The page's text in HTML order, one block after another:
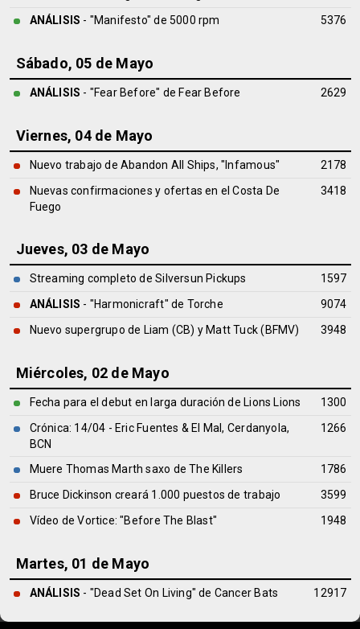
ANÁLISIS - "Manifesto" de 5000 rpm 5376
Sábado, 05 de Mayo
ANÁLISIS - "Fear Before" de Fear Before 2629
Viernes, 04 de Mayo
Nuevo trabajo de Abandon All Ships, "Infamous"
2178
Nuevas confirmaciones y ofertas en el Costa De
Fuego
3418
Jueves, 03 de Mayo
Streaming completo de Silversun Pickups
1597
ANÁLISIS - "Harmonicraft" de Torche
9074
Nuevo supergrupo de Liam (CB) y Matt Tuck (BFMV)
3948
Miércoles, 02 de Mayo
Fecha para el debut en larga duración de Lions Lions
1300
Crónica: 14/04 - Eric Fuentes & El Mal, Cerdanyola,
BCN
1266
Muere Thomas Marth saxo de The Killers
1786
Bruce Dickinson creará 1.000 puestos de trabajo
3599
Vídeo de Vortice: "Before The Blast"
1948
Martes, 01 de Mayo
ANÁLISIS - "Dead Set On Living" de Cancer Bats 12917